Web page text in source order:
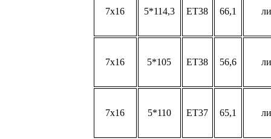
7x16 5*114,3 ET38 66,1
7x16 5*105 ET38 56,6
7x16 5*110 ET37 65,1